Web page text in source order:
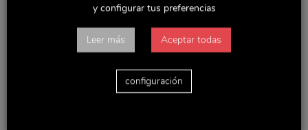
como para las empresas!
Así pues, nos pusimos manos a la obra y
consultamos a los empleados qué actividades les
buscando que éstas supusieran salir de la rutina y
generar un ambiente laboral distendido.
y configurar tus preferencias
Leer más Aceptar todas
configuración